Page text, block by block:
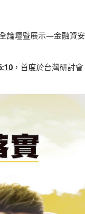
論壇暨展示—金融資安
，首度於台灣研討會